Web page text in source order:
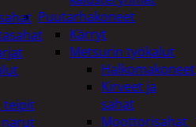
Puutarhakoneet
Kärryt
Metsurin työkalut
Halkomakoneet
Kirveet ja
sahat
Moottorisahat
teipit
narut